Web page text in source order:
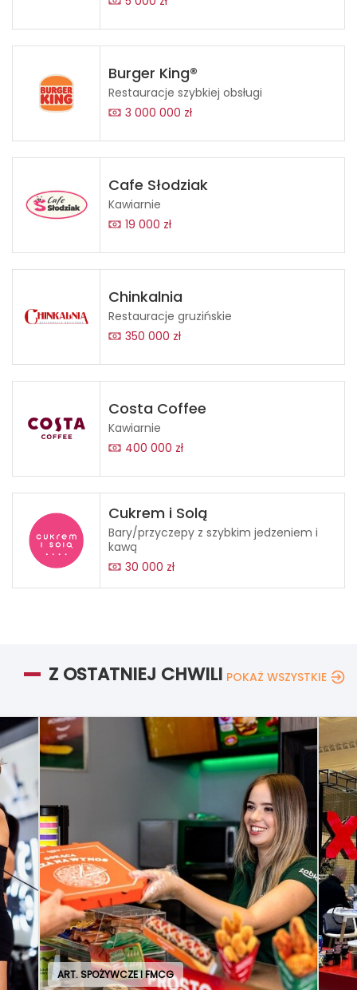
Burger King®
Restauracje szybkiej obsługi
3 000 000 zł
Cafe Słodziak
Kawiarnie
19 000 zł
Chinkalnia
Restauracje gruzińskie
350 000 zł
Costa Coffee
Kawiarnie
400 000 zł
Cukrem i Solą
Bary/przyczepy z szybkim jedzeniem i
kawą
30 000 zł
Z OSTATNIEJ CHWILI POKAŻ WSZYSTKIE
ART. SPOŻYWCZE I FMCG